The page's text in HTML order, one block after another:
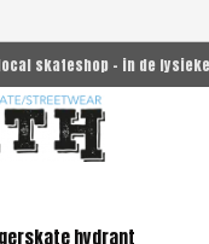
skateshop - in de
hydrant